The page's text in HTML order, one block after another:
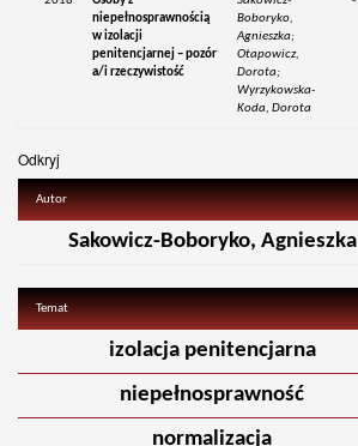
niepełnosprawnością
w izolacji
penitencjarnej – pozór
a/i rzeczywistość
Boboryko,
Agnieszka;
Otapowicz,
Dorota;
Wyrzykowska-
Koda, Dorota
Odkryj
Autor
Sakowicz-Boboryko, Agnieszka
Temat
izolacja penitencjarna
niepełnosprawność
normalizacja